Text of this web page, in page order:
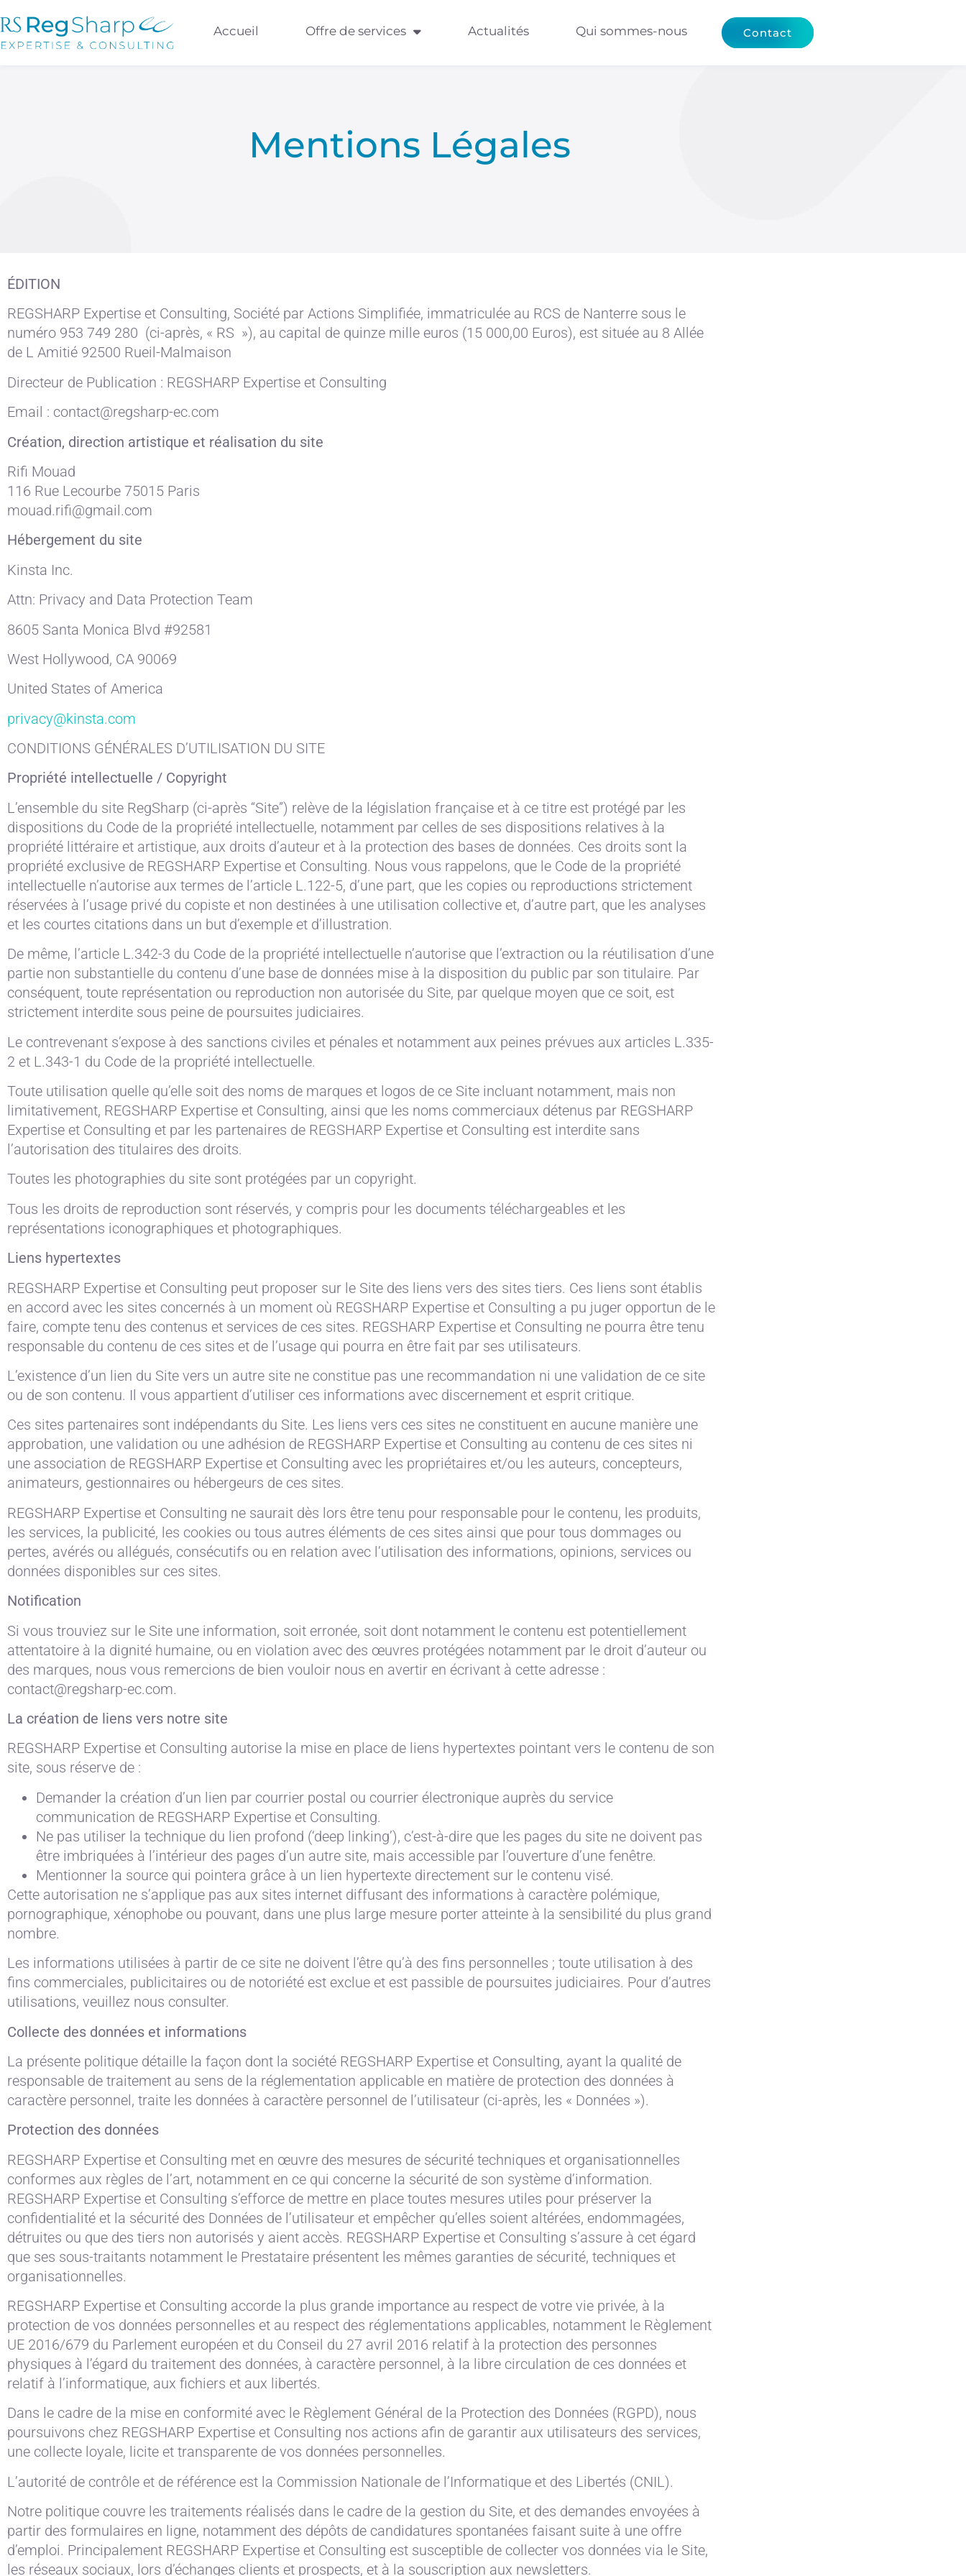
Accueil Offre de services Actualités Qui sommes-nous Contact
Mentions Légales
ÉDITION
REGSHARP Expertise et Consulting, Société par Actions Simplifiée, immatriculée au RCS de Nanterre sous le
numéro 953 749 280 (ci-après, « RS »), au capital de quinze mille euros (15 000,00 Euros), est située au 8 Allée
de L Amitié 92500 Rueil-Malmaison
Directeur de Publication : REGSHARP Expertise et Consulting
Email : contact@regsharp-ec.com
Création, direction artistique et réalisation du site
Rifi Mouad
116 Rue Lecourbe 75015 Paris
mouad.rifi@gmail.com
Hébergement du site
Kinsta Inc.
Attn: Privacy and Data Protection Team
8605 Santa Monica Blvd #92581
West Hollywood, CA 90069
United States of America
privacy@kinsta.com
CONDITIONS GÉNÉRALES D’UTILISATION DU SITE
Propriété intellectuelle / Copyright
L’ensemble du site RegSharp (ci-après “Site”) relève de la législation française et à ce titre est protégé par les
dispositions du Code de la propriété intellectuelle, notamment par celles de ses dispositions relatives à la
propriété littéraire et artistique, aux droits d’auteur et à la protection des bases de données. Ces droits sont la
propriété exclusive de REGSHARP Expertise et Consulting. Nous vous rappelons, que le Code de la propriété
intellectuelle n’autorise aux termes de l’article L.122-5, d’une part, que les copies ou reproductions strictement
réservées à l’usage privé du copiste et non destinées à une utilisation collective et, d’autre part, que les analyses
et les courtes citations dans un but d’exemple et d’illustration.
De même, l’article L.342-3 du Code de la propriété intellectuelle n’autorise que l’extraction ou la réutilisation d’une
partie non substantielle du contenu d’une base de données mise à la disposition du public par son titulaire. Par
conséquent, toute représentation ou reproduction non autorisée du Site, par quelque moyen que ce soit, est
strictement interdite sous peine de poursuites judiciaires.
Le contrevenant s’expose à des sanctions civiles et pénales et notamment aux peines prévues aux articles L.335-
2 et L.343-1 du Code de la propriété intellectuelle.
Toute utilisation quelle qu’elle soit des noms de marques et logos de ce Site incluant notamment, mais non
limitativement, REGSHARP Expertise et Consulting, ainsi que les noms commerciaux détenus par REGSHARP
Expertise et Consulting et par les partenaires de REGSHARP Expertise et Consulting est interdite sans
l’autorisation des titulaires des droits.
Toutes les photographies du site sont protégées par un copyright.
Tous les droits de reproduction sont réservés, y compris pour les documents téléchargeables et les
représentations iconographiques et photographiques.
Liens hypertextes
REGSHARP Expertise et Consulting peut proposer sur le Site des liens vers des sites tiers. Ces liens sont établis
en accord avec les sites concernés à un moment où REGSHARP Expertise et Consulting a pu juger opportun de le
faire, compte tenu des contenus et services de ces sites. REGSHARP Expertise et Consulting ne pourra être tenu
responsable du contenu de ces sites et de l’usage qui pourra en être fait par ses utilisateurs.
L’existence d’un lien du Site vers un autre site ne constitue pas une recommandation ni une validation de ce site
ou de son contenu. Il vous appartient d’utiliser ces informations avec discernement et esprit critique.
Ces sites partenaires sont indépendants du Site. Les liens vers ces sites ne constituent en aucune manière une
approbation, une validation ou une adhésion de REGSHARP Expertise et Consulting au contenu de ces sites ni
une association de REGSHARP Expertise et Consulting avec les propriétaires et/ou les auteurs, concepteurs,
animateurs, gestionnaires ou hébergeurs de ces sites.
REGSHARP Expertise et Consulting ne saurait dès lors être tenu pour responsable pour le contenu, les produits,
les services, la publicité, les cookies ou tous autres éléments de ces sites ainsi que pour tous dommages ou
pertes, avérés ou allégués, consécutifs ou en relation avec l’utilisation des informations, opinions, services ou
données disponibles sur ces sites.
Notification
Si vous trouviez sur le Site une information, soit erronée, soit dont notamment le contenu est potentiellement
attentatoire à la dignité humaine, ou en violation avec des œuvres protégées notamment par le droit d’auteur ou
des marques, nous vous remercions de bien vouloir nous en avertir en écrivant à cette adresse :
contact@regsharp-ec.com.
La création de liens vers notre site
REGSHARP Expertise et Consulting autorise la mise en place de liens hypertextes pointant vers le contenu de son
site, sous réserve de :
Demander la création d’un lien par courrier postal ou courrier électronique auprès du service
communication de REGSHARP Expertise et Consulting.
Ne pas utiliser la technique du lien profond (‘deep linking’), c’est-à-dire que les pages du site ne doivent pas
être imbriquées à l’intérieur des pages d’un autre site, mais accessible par l’ouverture d’une fenêtre.
Mentionner la source qui pointera grâce à un lien hypertexte directement sur le contenu visé.
Cette autorisation ne s’applique pas aux sites internet diffusant des informations à caractère polémique,
pornographique, xénophobe ou pouvant, dans une plus large mesure porter atteinte à la sensibilité du plus grand
nombre.
Les informations utilisées à partir de ce site ne doivent l’être qu’à des fins personnelles ; toute utilisation à des
fins commerciales, publicitaires ou de notoriété est exclue et est passible de poursuites judiciaires. Pour d’autres
utilisations, veuillez nous consulter.
Collecte des données et informations
La présente politique détaille la façon dont la société REGSHARP Expertise et Consulting, ayant la qualité de
responsable de traitement au sens de la réglementation applicable en matière de protection des données à
caractère personnel, traite les données à caractère personnel de l’utilisateur (ci-après, les « Données »).
Protection des données
REGSHARP Expertise et Consulting met en œuvre des mesures de sécurité techniques et organisationnelles
conformes aux règles de l’art, notamment en ce qui concerne la sécurité de son système d’information.
REGSHARP Expertise et Consulting s’efforce de mettre en place toutes mesures utiles pour préserver la
confidentialité et la sécurité des Données de l’utilisateur et empêcher qu’elles soient altérées, endommagées,
détruites ou que des tiers non autorisés y aient accès. REGSHARP Expertise et Consulting s’assure à cet égard
que ses sous-traitants notamment le Prestataire présentent les mêmes garanties de sécurité, techniques et
organisationnelles.
REGSHARP Expertise et Consulting accorde la plus grande importance au respect de votre vie privée, à la
protection de vos données personnelles et au respect des réglementations applicables, notamment le Règlement
UE 2016/679 du Parlement européen et du Conseil du 27 avril 2016 relatif à la protection des personnes
physiques à l’égard du traitement des données, à caractère personnel, à la libre circulation de ces données et
relatif à l’informatique, aux fichiers et aux libertés.
Dans le cadre de la mise en conformité avec le Règlement Général de la Protection des Données (RGPD), nous
poursuivons chez REGSHARP Expertise et Consulting nos actions afin de garantir aux utilisateurs des services,
une collecte loyale, licite et transparente de vos données personnelles.
L’autorité de contrôle et de référence est la Commission Nationale de l’Informatique et des Libertés (CNIL).
Notre politique couvre les traitements réalisés dans le cadre de la gestion du Site, et des demandes envoyées à
partir des formulaires en ligne, notamment des dépôts de candidatures spontanées faisant suite à une offre
d’emploi. Principalement REGSHARP Expertise et Consulting est susceptible de collecter vos données via le Site,
les réseaux sociaux, lors d’échanges clients et prospects, et à la souscription aux newsletters.